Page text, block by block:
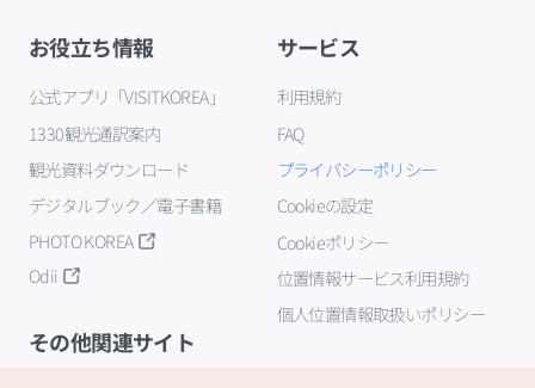
お役立ち情報
公式アプリ「VISITKOREA」
1330観光通訳案内
観光資料ダウンロード
デジタルブック／電子書籍
PHOTO KOREA
Odii
サービス
利用規約
FAQ
プライバシーポリシー
Cookieの設定
Cookieポリシー
位置情報サービス利用規約
個人位置情報取扱いポリシー
その他関連サイト